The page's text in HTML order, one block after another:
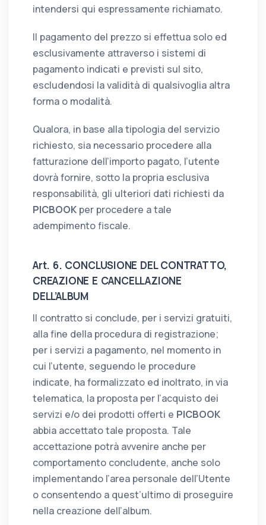
intendersi qui espressamente richiamato.
Il pagamento del prezzo si effettua solo ed
esclusivamente attraverso i sistemi di
pagamento indicati e previsti sul sito,
escludendosi la validità di qualsivoglia altra
forma o modalità.
Qualora, in base alla tipologia del servizio
richiesto, sia necessario procedere alla
fatturazione dell’importo pagato, l’utente
dovrà fornire, sotto la propria esclusiva
responsabilità, gli ulteriori dati richiesti da
PICBOOK per procedere a tale
adempimento fiscale.
Art. 6. CONCLUSIONE DEL CONTRATTO,
CREAZIONE E CANCELLAZIONE
DELL’ALBUM
Il contratto si conclude, per i servizi gratuiti,
alla fine della procedura di registrazione;
per i servizi a pagamento, nel momento in
cui l’utente, seguendo le procedure
indicate, ha formalizzato ed inoltrato, in via
telematica, la proposta per l’acquisto dei
servizi e/o dei prodotti offerti e PICBOOK
abbia accettato tale proposta. Tale
accettazione potrà avvenire anche per
comportamento concludente, anche solo
implementando l’area personale dell’Utente
o consentendo a quest’ultimo di proseguire
nella creazione dell’album.